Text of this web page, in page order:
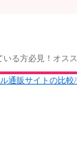
る方必見！オス